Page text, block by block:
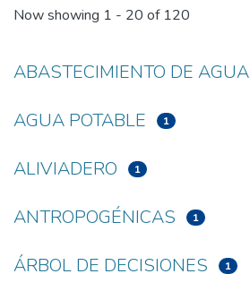
Now showing 1 - 20 of 120
ABASTECIMIENTO DE AGUA
AGUA POTABLE 1
ALIVIADERO 1
ANTROPOGÉNICAS 1
ÁRBOL DE DECISIONES 1